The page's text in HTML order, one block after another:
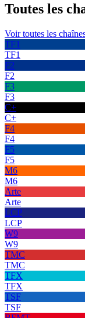
Toutes les
Voir toutes les
TF1
TF1
F2
F2
F3
F3
C+
C+
F4
F4
F5
F5
M6
M6
Arte
Arte
LCP
LCP
W9
W9
TMC
TMC
TFX
TFX
TSF
TSF